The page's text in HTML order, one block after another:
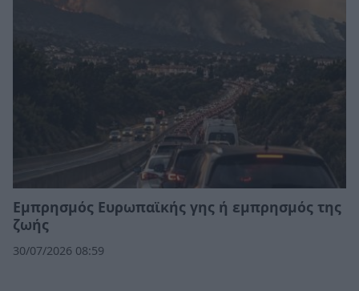
Εμπρησμός Ευρωπαϊκής γης ή εμπρησμός της
ζωής
30/07/2026 08:59